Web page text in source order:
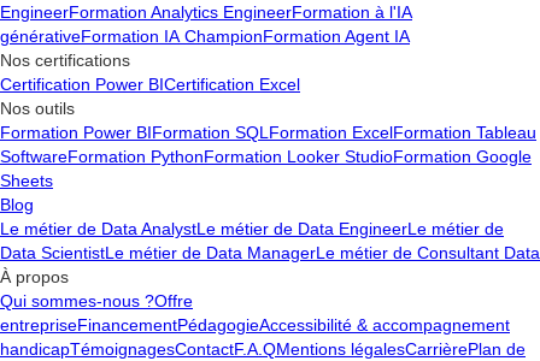
EngineerFormation Analytics EngineerFormation à l'IA
générativeFormation IA ChampionFormation Agent IA
Nos certifications
Certification Power BICertification Excel
Nos outils
Formation Power BIFormation SQL Formation ExcelFormation Tableau
SoftwareFormation PythonFormation Looker StudioFormation Google
Sheets
Blog
Le métier de Data AnalystLe métier de Data EngineerLe métier de
Data ScientistLe métier de Data ManagerLe métier de Consultant Data
À propos
Qui sommes-nous ?Offre
entrepriseFinancementPédagogieAccessibilité & accompagnement
handicapTémoignagesContactF.A.QMentions légalesCarrièrePlan de